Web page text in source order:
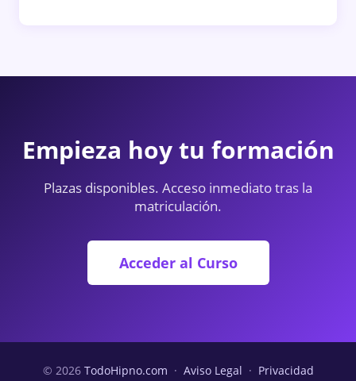
Empieza hoy tu formación
Plazas disponibles. Acceso inmediato tras la
matriculación.
Acceder al Curso
© 2026 TodoHipno.com · Aviso Legal · Privacidad